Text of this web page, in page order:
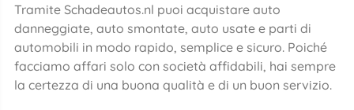
Tramite Schadeautos.nl puoi acquistare auto
danneggiate, auto smontate, auto usate e parti di
automobili in modo rapido, semplice e sicuro. Poiché
facciamo affari solo con società affidabili, hai sempre
la certezza di una buona qualità e di un buon servizio.